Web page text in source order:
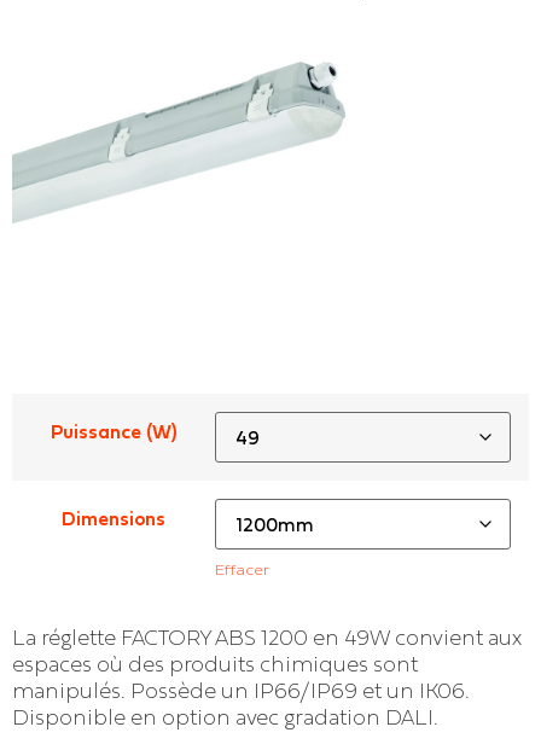
Puissance (W)
Dimensions
Effacer
La réglette FACTORY ABS 1200 en 49W convient aux
espaces où des produits chimiques sont
manipulés. Possède un IP66/IP69 et un IK06.
Disponible en option avec gradation DALI.